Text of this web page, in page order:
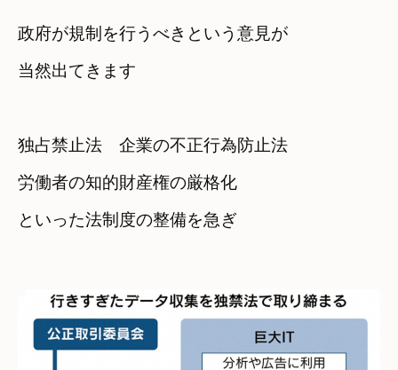
政府が規制を行うべきという意見が
当然出てきます
独占禁止法　企業の不正行為防止法
労働者の知的財産権の厳格化
といった法制度の整備を急ぎ